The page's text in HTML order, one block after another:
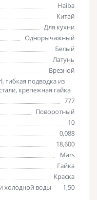
Haiba
Китай
Для кухни
Однорычажный
Белый
Латунь
Врезной
гибкая подводка из
крепежная гайка
777
Поворотный
10
0,088
18,600
Mars
Гайка
Краска
холодной воды
1,50